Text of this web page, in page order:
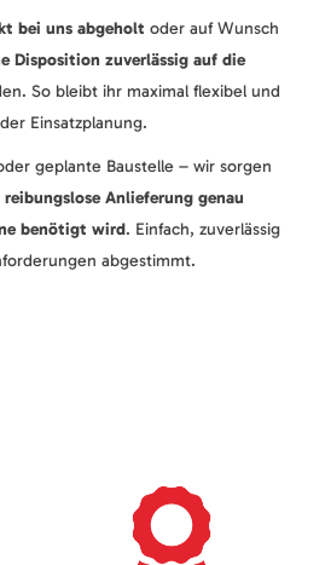
bei uns abgeholt oder auf Wunsch
Disposition zuverlässig auf die
So bleibt ihr maximal flexibel und
Einsatzplanung.
geplante Baustelle – wir sorgen
Anlieferung genau
benötigt wird. Einfach, zuverlässig
abgestimmt.